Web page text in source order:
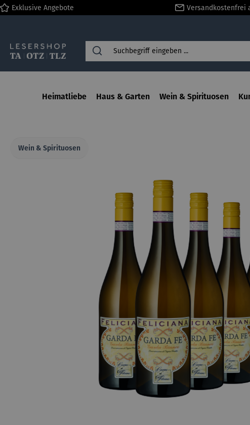
Zur Hauptnavigation springen
Exklusive Angebote Versandkostenfrei
Heimatliebe Haus & Garten Wein & Spirituosen
Wein & Spirituosen